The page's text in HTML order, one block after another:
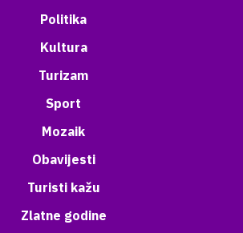
Politika
Kultura
Turizam
Sport
Mozaik
Obavijesti
Turisti kažu
Zlatne godine